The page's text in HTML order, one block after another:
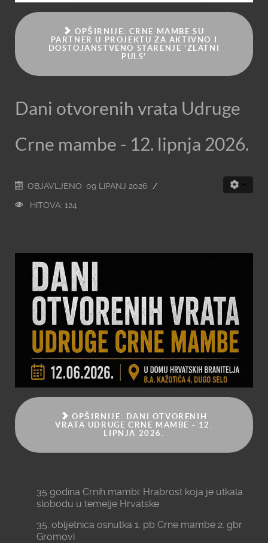
OPŠIRNIJE: CRNE MAMBE SU
PARTNER U PROJEKTU ZA AKTIVNO I
DOSTOJANSTVENO STARENJE ‘ZLATNI
PULS’
Dani otvorenih vrata Udruge
Crne mambe - 12. lipnja 2026.
OBJAVLJENO: 09 LIPANJ 2026
HITOVA: 124
OPŠIRNIJE: DANI OTVORENIH
VRATA UDRUGE CRNE MAMBE - 12.
LIPNJA 2026.
35 godina Crnih mambi: Hrabrost koja je utkala
slobodu u temelje Hrvatske
35. obljetnica osnutka 1. pb Crne mambe 2. gbr
Gromovi